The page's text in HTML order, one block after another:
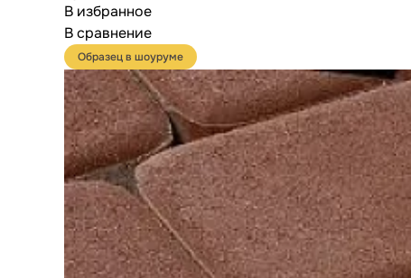
В избранное
В сравнение
Образец в шоуруме